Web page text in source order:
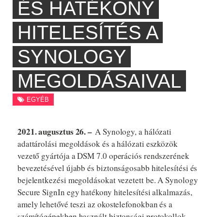
ÉS HATÉKONY
HITELESÍTÉS A
SYNOLOGY
MEGOLDÁSAIVAL
EGYÉB
2021. augusztus 26. – A Synology, a hálózati
adattárolási megoldások és a hálózati eszközök
vezető gyártója a DSM 7.0 operációs rendszerének
bevezetésével újabb és biztonságosabb hitelesítési és
bejelentkezési megoldásokat vezetett be. A Synology
Secure SignIn egy hatékony hitelesítési alkalmazás,
amely lehetővé teszi az okostelefonokban és a